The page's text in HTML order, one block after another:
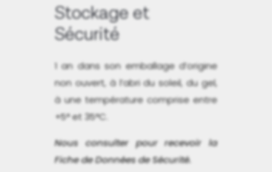
Stockage et
Sécurité
1 an dans son emballage d’origine
non ouvert, à l’abri du soleil, du gel,
à une température comprise entre
+5° et 35°C.
Nous consulter pour recevoir la
Fiche de Données de Sécurité.